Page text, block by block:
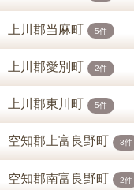
上川郡当麻町 5件
上川郡愛別町 2件
上川郡東川町 5件
空知郡上富良野町 3件
空知郡南富良野町 2件